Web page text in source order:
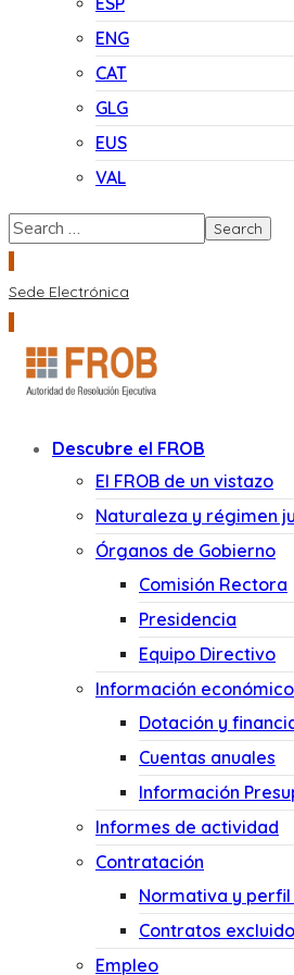
ENG
CAT
GLG
EUS
VAL
Sede Electrónica
Descubre el FROB
El FROB de un vistazo
Naturaleza y régimen
Órganos de Gobierno
Comisión Rectora
Presidencia
Equipo Directivo
Información
Dotación y
Cuentas anuales
Información
Informes de actividad
Contratación
Normativa y
Contratos
Empleo